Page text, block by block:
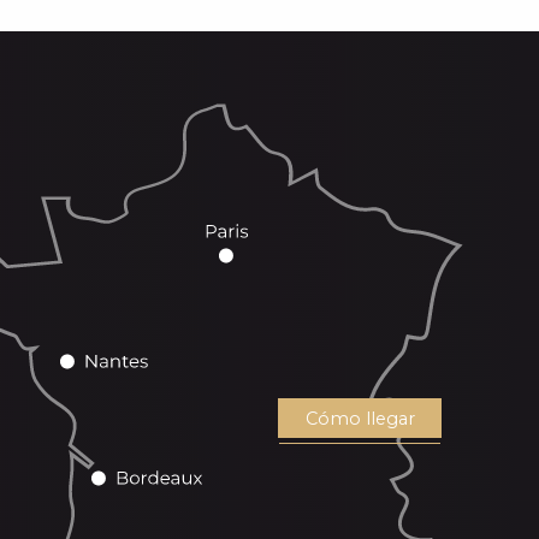
Cómo llegar